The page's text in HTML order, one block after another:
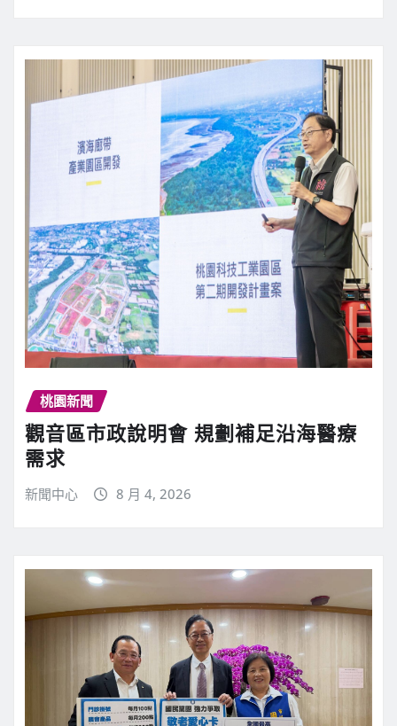
桃園新聞
觀音區市政說明會 規劃補足沿海醫療
需求
新聞中心 8 月 4, 2026